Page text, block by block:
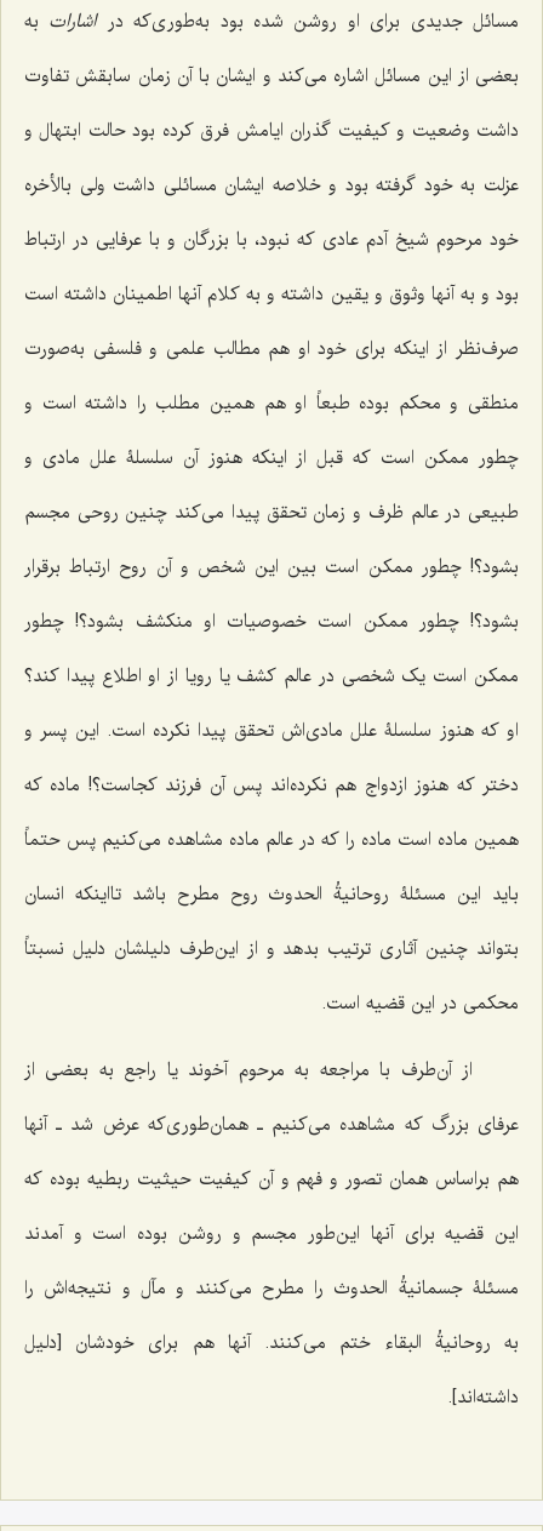
مسائل جدیدى براى او روشن شده بود به‌طورى‌که دراشارات به
بعضى از این مسائل اشاره مى‌کند و ایشان با آن زمان سابقش تفاوت
داشت وضعیت و کیفیت گذران ایامش فرق کرده بود حالت ابتهال و
عزلت به خود گرفته بود و خلاصه ایشان مسائلى داشت ولى بالأخره
خود مرحوم شیخ آدم عادى که نبود، با بزرگان و با عرفایى در ارتباط
بود و به آنها وثوق و یقین داشته و به کلام آنها اطمینان داشته است
صرف‌نظر از اینکه براى خود او هم مطالب علمى و فلسفى به‌صورت
منطقى و محکم بوده طبعاً او هم همین مطلب را داشته است و
چطور ممکن است که قبل از اینکه هنوز آن سلسلۀ ‌علل مادى و
طبیعى در عالم ظرف و زمان تحقق پیدا مى‌کند چنین روحى مجسم
بشود؟! چطور ممکن است بین این شخص و آن روح ارتباط برقرار
بشود؟! چطور ممکن است خصوصیات او منکشف بشود؟! چطور
ممکن است یک شخصى در عالم کشف یا رویا از او اطلاع پیدا کند؟
او که هنوز سلسلۀ علل مادی‌اش تحقق پیدا نکرده است. این پسر و
دختر که هنوز ازدواج هم نکرده‌اند پس آن فرزند کجاست؟! ماده که
همین ماده است ماده را که در عالم ماده مشاهده مى‌کنیم پس حتماً
باید این مسئلۀ روحانیةُ الحدوث روح مطرح باشد تااینکه انسان
بتواند چنین آثارى ترتیب بدهد و از این‌طرف دلیلشان دلیل نسبتاً
محکمى در این قضیه است.
از آن‌طرف با مراجعه به مرحوم آخوند یا راجع به بعضى از
عرفاى بزرگ که مشاهده مى‌کنیم ـ همان‌طورى‌که عرض شد ـ آنها
هم براساس همان تصور و فهم و آن کیفیت حیثیت ربطیه بوده که
این قضیه براى آنها این‌طور مجسم و روشن بوده است و آمدند
مسئلۀجسمانیةُ الحدوث را مطرح مى‌کنند و مآل و نتیجه‌اش را
به روحانیةُ البقاء ختم مى‌کنند. آنها هم براى خودشان [دلیل
داشته‌اند].